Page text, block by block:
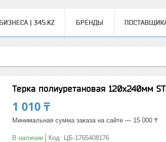
| 345.KZ БРЕНДЫ
Терка полиуретановая 120х240мм
1 010 ₸
Минимальная сумма заказа на сайте — 15 000 ₸
В наличии Код: ЦБ-1765408176